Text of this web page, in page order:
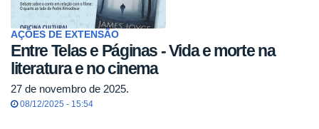
AÇÕES DE EXTENSÃO
Entre Telas e Páginas - Vida e morte na
literatura e no cinema
27 de novembro de 2025.
08/12/2025 - 15:54